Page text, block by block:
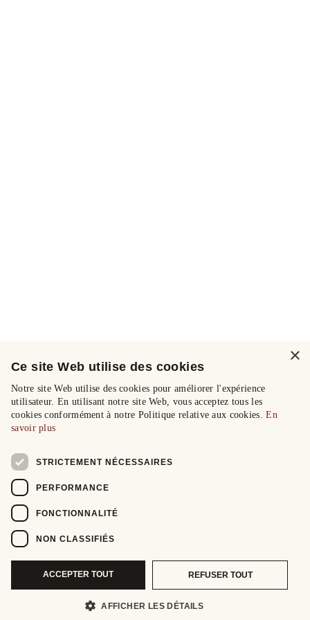
×
Ce site Web utilise des cookies
Notre site Web utilise des cookies pour améliorer l'expérience
utilisateur. En utilisant notre site Web, vous acceptez tous les
cookies conformément à notre Politique relative aux cookies.En
savoir plus
STRICTEMENT NÉCESSAIRES
PERFORMANCE
FONCTIONNALITÉ
NON CLASSIFIÉS
ACCEPTER TOUT REFUSER TOUT
AFFICHER LES DÉTAILS